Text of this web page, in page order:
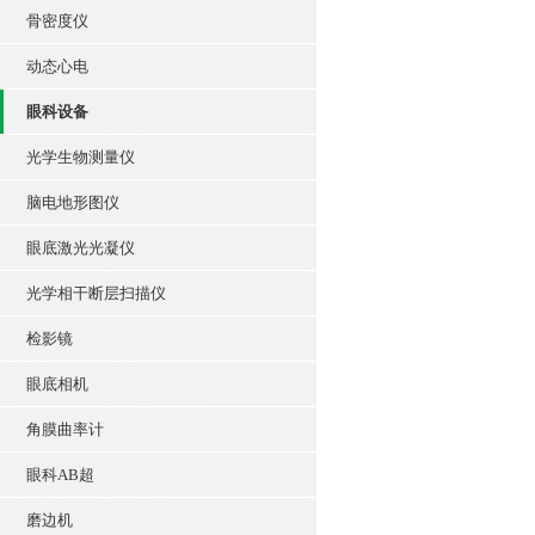
骨密度仪
动态心电
眼科设备
光学生物测量仪
脑电地形图仪
眼底激光光凝仪
光学相干断层扫描仪
检影镜
眼底相机
角膜曲率计
眼科AB超
磨边机